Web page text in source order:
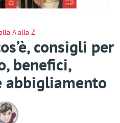
A alla Z
consigli per
benefici,
abbigliamento